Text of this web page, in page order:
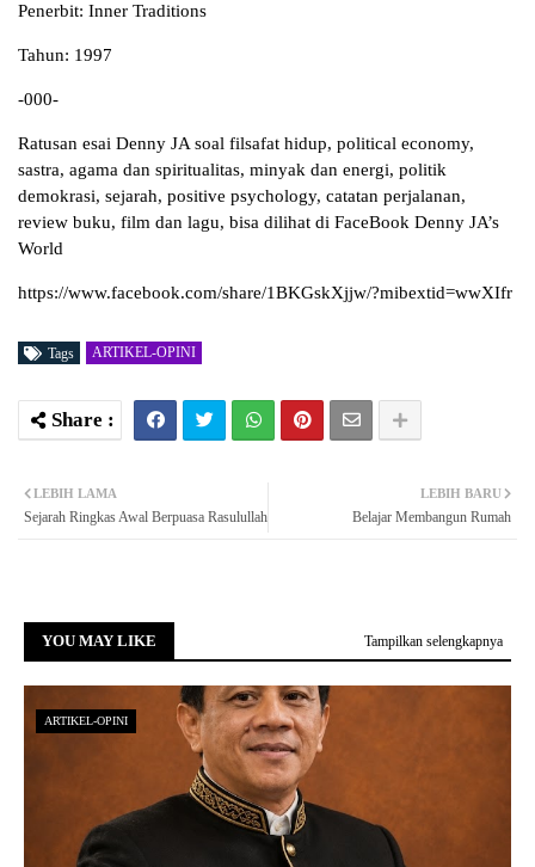
Penerbit: Inner Traditions
Tahun: 1997
-000-
Ratusan esai Denny JA soal filsafat hidup, political economy,
sastra, agama dan spiritualitas, minyak dan energi, politik
demokrasi, sejarah, positive psychology, catatan perjalanan,
review buku, film dan lagu, bisa dilihat di FaceBook Denny JA’s
World
https://www.facebook.com/share/1BKGskXjjw/?mibextid=wwXIfr
Tags ARTIKEL-OPINI
LEBIH BARU
Belajar Membangun Rumah
LEBIH LAMA
Sejarah Ringkas Awal Berpuasa Rasulullah
YOU MAY LIKE Tampilkan selengkapnya
ARTIKEL-OPINI